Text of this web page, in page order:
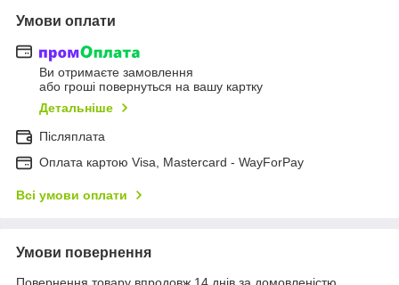
Умови оплати
Ви отримаєте замовлення
або гроші повернуться на вашу картку
Детальніше
Післяплата
Оплата картою Visa, Mastercard - WayForPay
Всі умови оплати
Умови повернення